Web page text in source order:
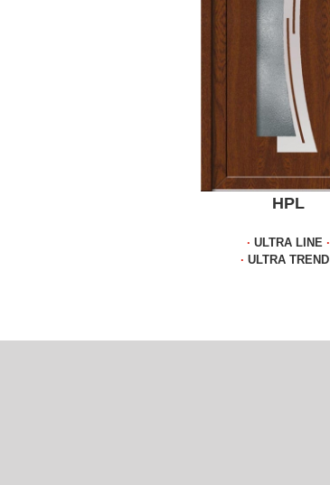
HPL
∙ ULTRA LINE ∙
∙ ULTRA TREND